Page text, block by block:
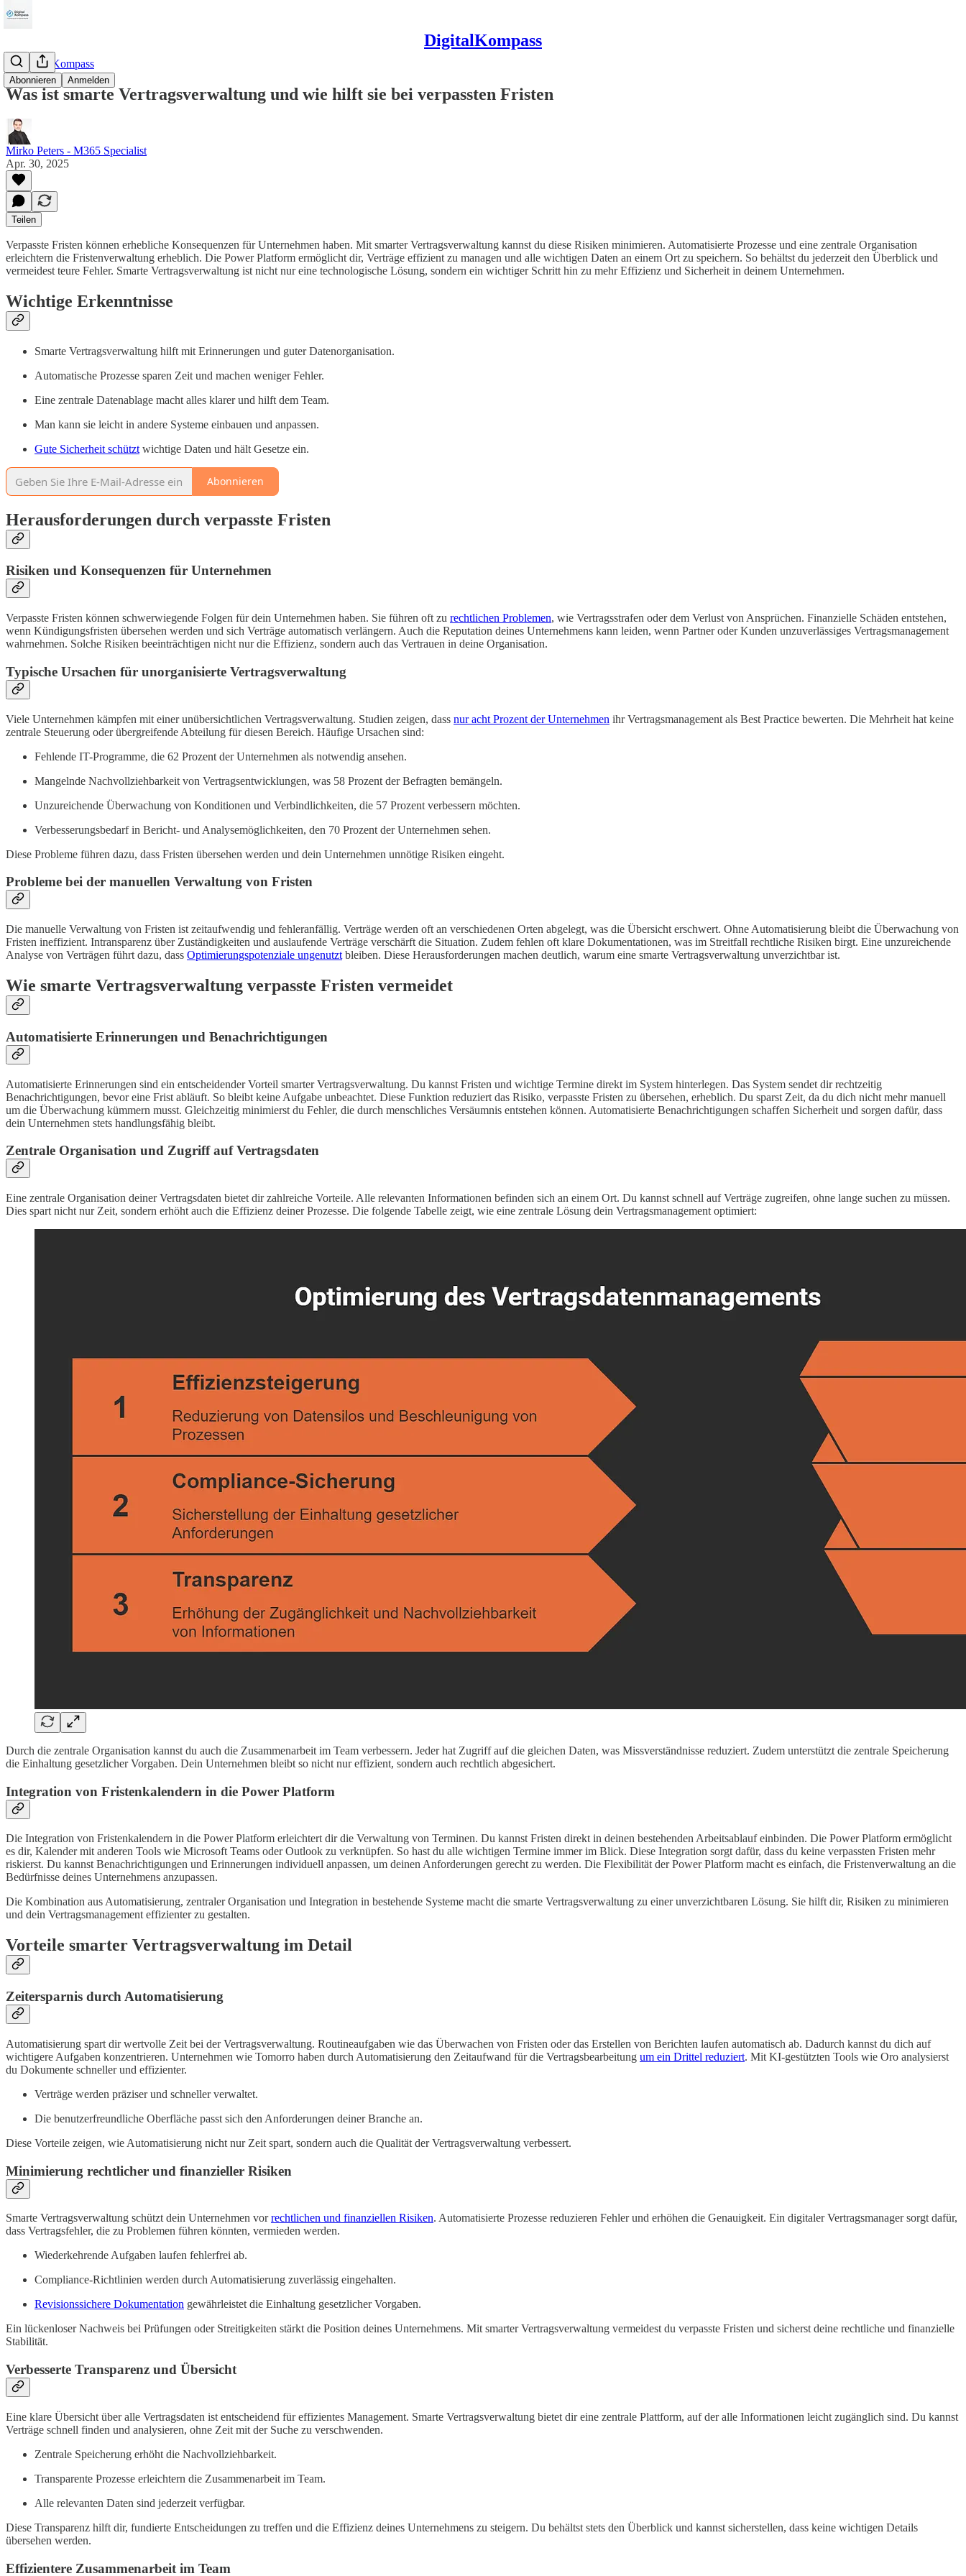
DigitalKompass
Abonnieren Anmelden
SmartCityKompass
Was ist smarte Vertragsverwaltung und wie hilft sie bei verpassten Fristen
Mirko Peters - M365 Specialist
Apr. 30, 2025
Teilen
Verpasste Fristen können erhebliche Konsequenzen für Unternehmen haben. Mit smarter Vertragsverwaltung kannst du diese Risiken minimieren. Automatisierte Prozesse und eine zentrale Organisation
erleichtern die Fristenverwaltung erheblich. Die Power Platform ermöglicht dir, Verträge effizient zu managen und alle wichtigen Daten an einem Ort zu speichern. So behältst du jederzeit den Überblick und
vermeidest teure Fehler. Smarte Vertragsverwaltung ist nicht nur eine technologische Lösung, sondern ein wichtiger Schritt hin zu mehr Effizienz und Sicherheit in deinem Unternehmen.
Wichtige Erkenntnisse
Smarte Vertragsverwaltung hilft mit Erinnerungen und guter Datenorganisation.
Automatische Prozesse sparen Zeit und machen weniger Fehler.
Eine zentrale Datenablage macht alles klarer und hilft dem Team.
Man kann sie leicht in andere Systeme einbauen und anpassen.
Gute Sicherheit schützt wichtige Daten und hält Gesetze ein.
Abonnieren
Herausforderungen durch verpasste Fristen
Risiken und Konsequenzen für Unternehmen
Verpasste Fristen können schwerwiegende Folgen für dein Unternehmen haben. Sie führen oft zu rechtlichen Problemen, wie Vertragsstrafen oder dem Verlust von Ansprüchen. Finanzielle Schäden entstehen,
wenn Kündigungsfristen übersehen werden und sich Verträge automatisch verlängern. Auch die Reputation deines Unternehmens kann leiden, wenn Partner oder Kunden unzuverlässiges Vertragsmanagement
wahrnehmen. Solche Risiken beeinträchtigen nicht nur die Effizienz, sondern auch das Vertrauen in deine Organisation.
Typische Ursachen für unorganisierte Vertragsverwaltung
Viele Unternehmen kämpfen mit einer unübersichtlichen Vertragsverwaltung. Studien zeigen, dass nur acht Prozent der Unternehmen ihr Vertragsmanagement als Best Practice bewerten. Die Mehrheit hat keine
zentrale Steuerung oder übergreifende Abteilung für diesen Bereich. Häufige Ursachen sind:
Fehlende IT-Programme, die 62 Prozent der Unternehmen als notwendig ansehen.
Mangelnde Nachvollziehbarkeit von Vertragsentwicklungen, was 58 Prozent der Befragten bemängeln.
Unzureichende Überwachung von Konditionen und Verbindlichkeiten, die 57 Prozent verbessern möchten.
Verbesserungsbedarf in Bericht- und Analysemöglichkeiten, den 70 Prozent der Unternehmen sehen.
Diese Probleme führen dazu, dass Fristen übersehen werden und dein Unternehmen unnötige Risiken eingeht.
Probleme bei der manuellen Verwaltung von Fristen
Die manuelle Verwaltung von Fristen ist zeitaufwendig und fehleranfällig. Verträge werden oft an verschiedenen Orten abgelegt, was die Übersicht erschwert. Ohne Automatisierung bleibt die Überwachung von
Fristen ineffizient. Intransparenz über Zuständigkeiten und auslaufende Verträge verschärft die Situation. Zudem fehlen oft klare Dokumentationen, was im Streitfall rechtliche Risiken birgt. Eine unzureichende
Analyse von Verträgen führt dazu, dass Optimierungspotenziale ungenutzt bleiben. Diese Herausforderungen machen deutlich, warum eine smarte Vertragsverwaltung unverzichtbar ist.
Wie smarte Vertragsverwaltung verpasste Fristen vermeidet
Automatisierte Erinnerungen und Benachrichtigungen
Automatisierte Erinnerungen sind ein entscheidender Vorteil smarter Vertragsverwaltung. Du kannst Fristen und wichtige Termine direkt im System hinterlegen. Das System sendet dir rechtzeitig
Benachrichtigungen, bevor eine Frist abläuft. So bleibt keine Aufgabe unbeachtet. Diese Funktion reduziert das Risiko, verpasste Fristen zu übersehen, erheblich. Du sparst Zeit, da du dich nicht mehr manuell
um die Überwachung kümmern musst. Gleichzeitig minimierst du Fehler, die durch menschliches Versäumnis entstehen können. Automatisierte Benachrichtigungen schaffen Sicherheit und sorgen dafür, dass
dein Unternehmen stets handlungsfähig bleibt.
Zentrale Organisation und Zugriff auf Vertragsdaten
Eine zentrale Organisation deiner Vertragsdaten bietet dir zahlreiche Vorteile. Alle relevanten Informationen befinden sich an einem Ort. Du kannst schnell auf Verträge zugreifen, ohne lange suchen zu müssen.
Dies spart nicht nur Zeit, sondern erhöht auch die Effizienz deiner Prozesse. Die folgende Tabelle zeigt, wie eine zentrale Lösung dein Vertragsmanagement optimiert:
Durch die zentrale Organisation kannst du auch die Zusammenarbeit im Team verbessern. Jeder hat Zugriff auf die gleichen Daten, was Missverständnisse reduziert. Zudem unterstützt die zentrale Speicherung
die Einhaltung gesetzlicher Vorgaben. Dein Unternehmen bleibt so nicht nur effizient, sondern auch rechtlich abgesichert.
Integration von Fristenkalendern in die Power Platform
Die Integration von Fristenkalendern in die Power Platform erleichtert dir die Verwaltung von Terminen. Du kannst Fristen direkt in deinen bestehenden Arbeitsablauf einbinden. Die Power Platform ermöglicht
es dir, Kalender mit anderen Tools wie Microsoft Teams oder Outlook zu verknüpfen. So hast du alle wichtigen Termine immer im Blick. Diese Integration sorgt dafür, dass du keine verpassten Fristen mehr
riskierst. Du kannst Benachrichtigungen und Erinnerungen individuell anpassen, um deinen Anforderungen gerecht zu werden. Die Flexibilität der Power Platform macht es einfach, die Fristenverwaltung an die
Bedürfnisse deines Unternehmens anzupassen.
Die Kombination aus Automatisierung, zentraler Organisation und Integration in bestehende Systeme macht die smarte Vertragsverwaltung zu einer unverzichtbaren Lösung. Sie hilft dir, Risiken zu minimieren
und dein Vertragsmanagement effizienter zu gestalten.
Vorteile smarter Vertragsverwaltung im Detail
Zeitersparnis durch Automatisierung
Automatisierung spart dir wertvolle Zeit bei der Vertragsverwaltung. Routineaufgaben wie das Überwachen von Fristen oder das Erstellen von Berichten laufen automatisch ab. Dadurch kannst du dich auf
wichtigere Aufgaben konzentrieren. Unternehmen wie Tomorro haben durch Automatisierung den Zeitaufwand für die Vertragsbearbeitung um ein Drittel reduziert. Mit KI-gestützten Tools wie Oro analysierst
du Dokumente schneller und effizienter.
Verträge werden präziser und schneller verwaltet.
Die benutzerfreundliche Oberfläche passt sich den Anforderungen deiner Branche an.
Diese Vorteile zeigen, wie Automatisierung nicht nur Zeit spart, sondern auch die Qualität der Vertragsverwaltung verbessert.
Minimierung rechtlicher und finanzieller Risiken
Smarte Vertragsverwaltung schützt dein Unternehmen vorrechtlichen und finanziellen Risiken. Automatisierte Prozesse reduzieren Fehler und erhöhen die Genauigkeit. Ein digitaler Vertragsmanager sorgt dafür,
dass Vertragsfehler, die zu Problemen führen könnten, vermieden werden.
Wiederkehrende Aufgaben laufen fehlerfrei ab.
Compliance-Richtlinien werden durch Automatisierung zuverlässig eingehalten.
Revisionssichere Dokumentation gewährleistet die Einhaltung gesetzlicher Vorgaben.
Ein lückenloser Nachweis bei Prüfungen oder Streitigkeiten stärkt die Position deines Unternehmens. Mit smarter Vertragsverwaltung vermeidest du verpasste Fristen und sicherst deine rechtliche und finanzielle
Stabilität.
Verbesserte Transparenz und Übersicht
Eine klare Übersicht über alle Vertragsdaten ist entscheidend für effizientes Management. Smarte Vertragsverwaltung bietet dir eine zentrale Plattform, auf der alle Informationen leicht zugänglich sind. Du kannst
Verträge schnell finden und analysieren, ohne Zeit mit der Suche zu verschwenden.
Zentrale Speicherung erhöht die Nachvollziehbarkeit.
Transparente Prozesse erleichtern die Zusammenarbeit im Team.
Alle relevanten Daten sind jederzeit verfügbar.
Diese Transparenz hilft dir, fundierte Entscheidungen zu treffen und die Effizienz deines Unternehmens zu steigern. Du behältst stets den Überblick und kannst sicherstellen, dass keine wichtigen Details
übersehen werden.
Effizientere Zusammenarbeit im Team